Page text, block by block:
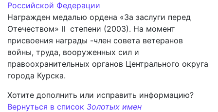
Российской Федерации
Награжден медалью ордена «За заслуги перед
Отечеством» II степени (2003). На момент
присвоения награды -член совета ветеранов
войны, труда, вооруженных сил и
правоохранительных органов Центрального округа
города Курска.
Хотите дополнить или исправить информацию?
Вернуться в список Золотых имен